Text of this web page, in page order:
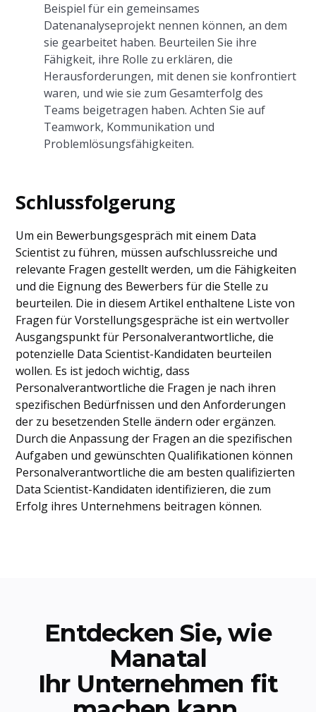
Beispiel für ein gemeinsames
Datenanalyseprojekt nennen können, an dem
sie gearbeitet haben. Beurteilen Sie ihre
Fähigkeit, ihre Rolle zu erklären, die
Herausforderungen, mit denen sie konfrontiert
waren, und wie sie zum Gesamterfolg des
Teams beigetragen haben. Achten Sie auf
Teamwork, Kommunikation und
Problemlösungsfähigkeiten.
Schlussfolgerung
Um ein Bewerbungsgespräch mit einem Data
Scientist zu führen, müssen aufschlussreiche und
relevante Fragen gestellt werden, um die Fähigkeiten
und die Eignung des Bewerbers für die Stelle zu
beurteilen. Die in diesem Artikel enthaltene Liste von
Fragen für Vorstellungsgespräche ist ein wertvoller
Ausgangspunkt für Personalverantwortliche, die
potenzielle Data Scientist-Kandidaten beurteilen
wollen. Es ist jedoch wichtig, dass
Personalverantwortliche die Fragen je nach ihren
spezifischen Bedürfnissen und den Anforderungen
der zu besetzenden Stelle ändern oder ergänzen.
Durch die Anpassung der Fragen an die spezifischen
Aufgaben und gewünschten Qualifikationen können
Personalverantwortliche die am besten qualifizierten
Data Scientist-Kandidaten identifizieren, die zum
Erfolg ihres Unternehmens beitragen können.
Entdecken Sie, wie
Manatal
Ihr Unternehmen fit